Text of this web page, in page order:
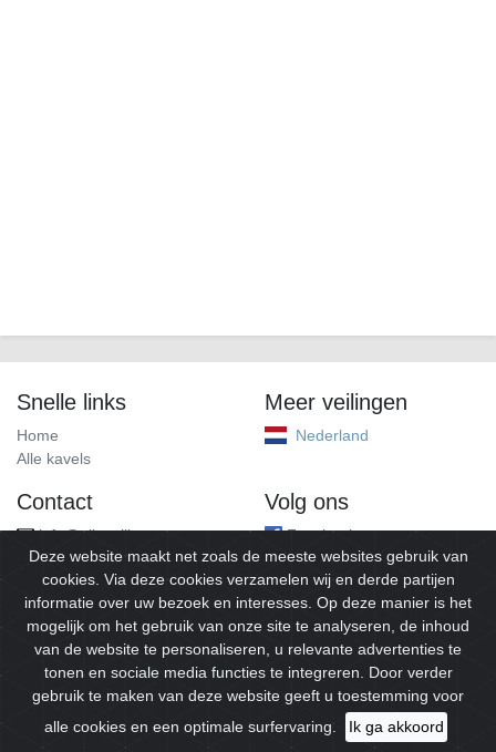
Snelle links
Home
Alle kavels
Meer veilingen
Nederland
Contact
info@alleveilingen.net
Volg ons
Facebook
© 2026Alleveilingen.Alle rechten voorbehouden.
Deze website maakt net zoals de meeste websites gebruik van
cookies. Via deze cookies verzamelen wij en derde partijen
informatie over uw bezoek en interesses. Op deze manier is het
mogelijk om het gebruik van onze site te analyseren, de inhoud
van de website te personaliseren, u relevante advertenties te
tonen en sociale media functies te integreren. Door verder
gebruik te maken van deze website geeft u toestemming voor
alle cookies en een optimale surfervaring.
Ik ga akkoord